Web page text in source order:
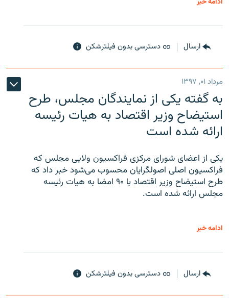
ارسال دسترسی بدون فیلترشکن
مرداد ۰۱, ۱۳۹۷
به گفته یکی از نمایندگان مجلس، طرح
استیضاح وزیر اقتصاد به هیات رئیسه
ارائه شده است
یکی از اعضای شورای مرکزی فراکسیون ولایی مجلس که
فراکسیون اصلی اصولگرایان محسوب می‌شود خبر داد که
طرح استیضاح وزیر اقتصاد با ۹۰ امضا به هیات رئیسه
مجلس ارائه شده است.
ادامه خبر
ارسال دسترسی بدون فیلترشکن